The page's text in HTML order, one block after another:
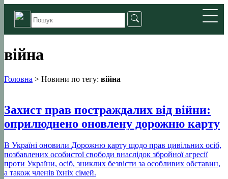
війна
Головна > Новини по тегу: війна
Захист прав постраждалих від війни:
оприлюднено оновлену дорожню карту
В Україні оновили Дорожню карту щодо прав цивільних осіб,
позбавлених особистої свободи внаслідок збройної агресії
проти України, осіб, зниклих безвісти за особливих обставин,
а також членів їхніх сімей.